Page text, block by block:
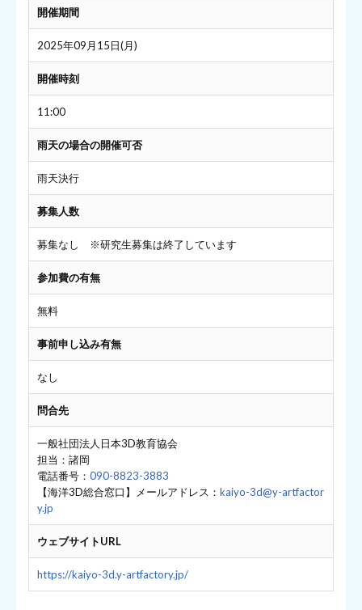
開催期間
2025年09月15日(月)
開催時刻
11:00
雨天の場合の開催可否
雨天決行
募集人数
募集なし ※研究生募集は終了しています
参加費の有無
無料
事前申し込み有無
なし
問合先
一般社団法人日本3D教育協会
担当：諸岡
電話番号： 090-8823-3883
【海洋3D総合窓口】メールアドレス： kaiyo-3d@y-artfactor
y.jp
ウェブサイトURL
https://kaiyo-3d.y-artfactory.jp/